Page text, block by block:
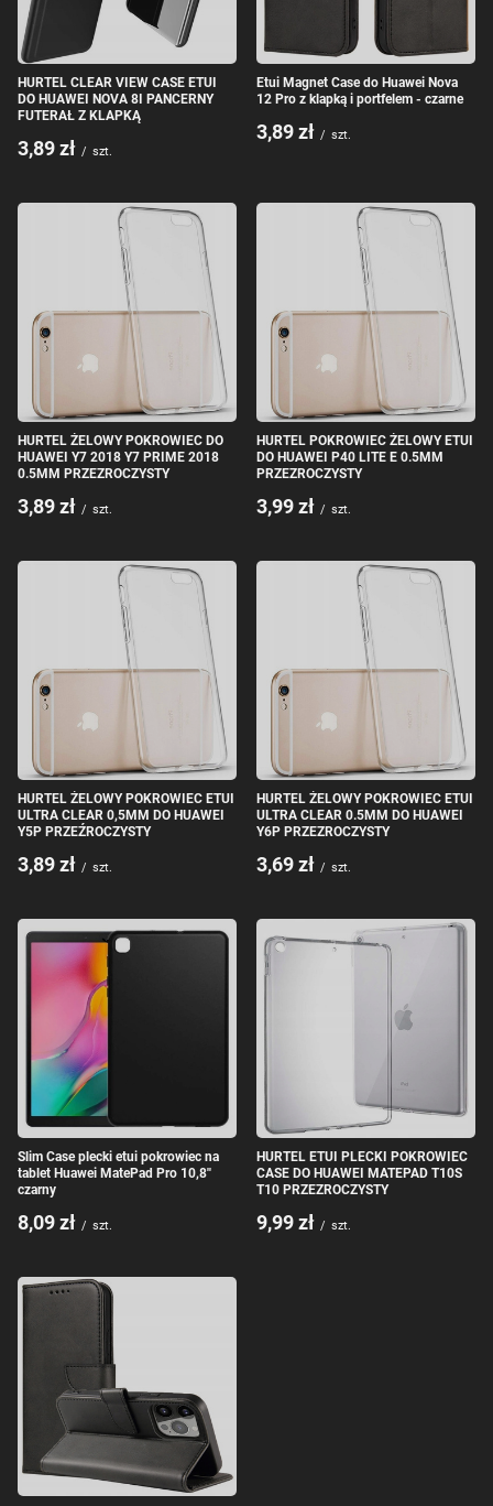
HURTEL CLEAR VIEW CASE ETUI
DO HUAWEI NOVA 8I PANCERNY
FUTERAŁ Z KLAPKĄ
3,89 zł / szt.
Etui Magnet Case do Huawei Nova
12 Pro z klapką i portfelem - czarne
3,89 zł / szt.
HURTEL ŻELOWY POKROWIEC DO
HUAWEI Y7 2018 Y7 PRIME 2018
0.5MM PRZEZROCZYSTY
3,89 zł / szt.
HURTEL POKROWIEC ŻELOWY ETUI
DO HUAWEI P40 LITE E 0.5MM
PRZEZROCZYSTY
3,99 zł / szt.
HURTEL ŻELOWY POKROWIEC ETUI
ULTRA CLEAR 0,5MM DO HUAWEI
Y5P PRZEŹROCZYSTY
3,89 zł / szt.
HURTEL ŻELOWY POKROWIEC ETUI
ULTRA CLEAR 0.5MM DO HUAWEI
Y6P PRZEZROCZYSTY
3,69 zł / szt.
Slim Case plecki etui pokrowiec na
tablet Huawei MatePad Pro 10,8''
czarny
8,09 zł / szt.
HURTEL ETUI PLECKI POKROWIEC
CASE DO HUAWEI MATEPAD T10S
T10 PRZEZROCZYSTY
9,99 zł / szt.